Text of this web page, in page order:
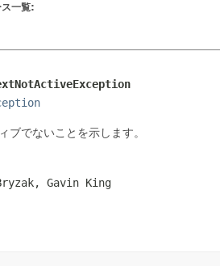
一覧:
ブでないことを示します。
Gavin King